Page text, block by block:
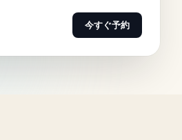
今すぐ予約